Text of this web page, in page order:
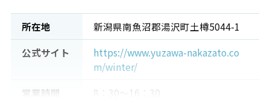
所在地
新潟県南魚沼郡湯沢町土樽5044-1
公式サイト
https://www.yuzawa-nakazato.co
m/winter/
営業時間
8：30～16：30